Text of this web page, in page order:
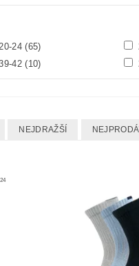
24(65)
42(10)
NEJDRAŽŠÍ